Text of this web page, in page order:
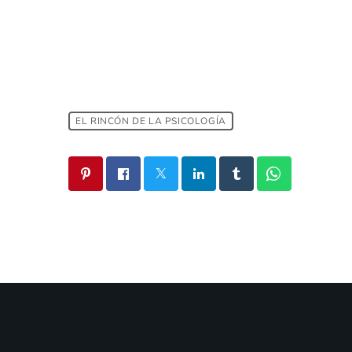
EL RINCÓN DE LA PSICOLOGÍA